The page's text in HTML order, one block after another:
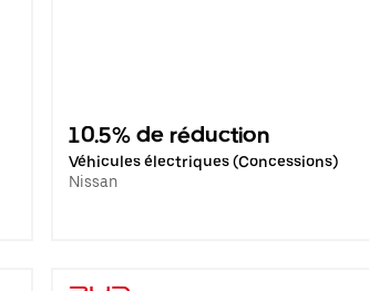
10.5% de réduction
Véhicules électriques (Concessions)
Nissan